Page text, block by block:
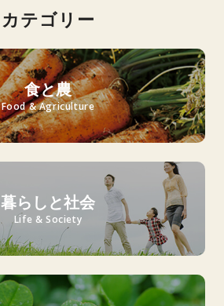
カテゴリー
食と農
Food & Agriculture
暮らしと社会
Life & Society